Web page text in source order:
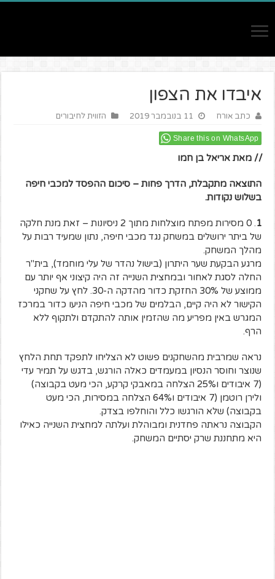
איבדו את הצפון
כתב אורח 11 בנובמבר 2019 הזווית לחיבורים
Share this on WhatsApp
// מאת אריאל בן חמו
התוצאה מתקבלת, הדרך פחות – סיכום ההפסד למכבי חיפה
בשלוש נקודות.
1
. 0 מסירות מפתח מוצלחות מתוך 2 ניסיונות – זאת מנת חלקה
של ביתר ירושלים במשחק נגד מכבי חיפה, נתון שמעיד רבות על
מהלך המשחק.
מרגע הבקעת שער היתרון (בישול נהדר של עלי מוחמד), בית"ר
החלה לסגת לאחור ובמחצית השנייה זה היה קיצוני אף יותר עם
ממוצע של 30% החזקת כדור מהדקה ה-30. לחץ על שחקני
הקישור לא היה קיים, הבלמים של מכבי חיפה הניעו כדור במרכז
המגרש באין מפריע מה שהזמין אותה להתקדם ולתקוף ללא
הרף.
נראה שמרבית מהשחקנים פשוט לא הצליחו לתפקד תחת הלחץ
שנוצר וחוסר הנסיון במעמדים כאלה הורגש, בדגש על תמיר עדי
(7 איבודים ו25% הצלחה במאבקי קרקע, הכי מעט בקבוצה)
ולירן רוטמן (7 איבודים ו64% הצלחה במסירות, הכי מעט
בקבוצה) שלא הורגשו כלל והוחלפו בצדק.
הקבוצה נראתה פחדנית ומבוהלת ועלתה למחצית השנייה כאילו
היא מתחננת שרק יסתיים המשחק.